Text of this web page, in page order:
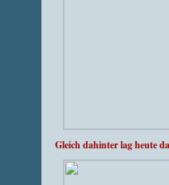
Gleich dahinter lag heute